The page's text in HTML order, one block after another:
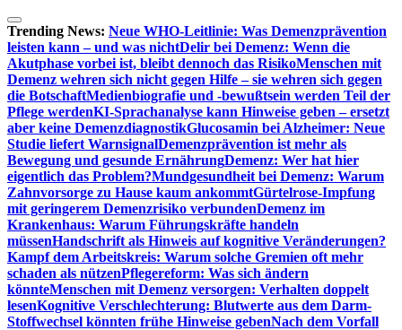
Zum
Inhalt
springen
Trending News: Neue WHO-Leitlinie: Was Demenzprävention
leisten kann – und was nichtDelir bei Demenz: Wenn die
Akutphase vorbei ist, bleibt dennoch das RisikoMenschen mit
Demenz wehren sich nicht gegen Hilfe – sie wehren sich gegen
die BotschaftMedienbiografie und -bewußtsein werden Teil der
Pflege werdenKI-Sprachanalyse kann Hinweise geben – ersetzt
aber keine DemenzdiagnostikGlucosamin bei Alzheimer: Neue
Studie liefert WarnsignalDemenzprävention ist mehr als
Bewegung und gesunde ErnährungDemenz: Wer hat hier
eigentlich das Problem?Mundgesundheit bei Demenz: Warum
Zahnvorsorge zu Hause kaum ankommtGürtelrose-Impfung
mit geringerem Demenzrisiko verbundenDemenz im
Krankenhaus: Warum Führungskräfte handeln
müssenHandschrift als Hinweis auf kognitive Veränderungen?
Kampf dem Arbeitskreis: Warum solche Gremien oft mehr
schaden als nützenPflegereform: Was sich ändern
könnteMenschen mit Demenz versorgen: Verhalten doppelt
lesenKognitive Verschlechterung: Blutwerte aus dem Darm-
Stoffwechsel könnten frühe Hinweise gebenNach dem Vorfall